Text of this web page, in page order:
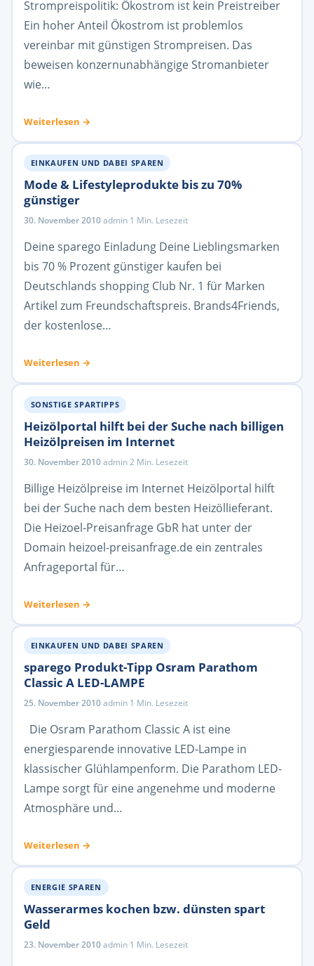
Strompreispolitik: Ökostrom ist kein Preistreiber
Ein hoher Anteil Ökostrom ist problemlos
vereinbar mit günstigen Strompreisen. Das
beweisen konzernunabhängige Stromanbieter
wie…
Weiterlesen →
EINKAUFEN UND DABEI SPAREN
Mode & Lifestyleprodukte bis zu 70%
günstiger
30. November 2010·admin·1 Min. Lesezeit
Deine sparego Einladung Deine Lieblingsmarken
bis 70 % Prozent günstiger kaufen bei
Deutschlands shopping Club Nr. 1 für Marken
Artikel zum Freundschaftspreis. Brands4Friends,
der kostenlose…
Weiterlesen →
SONSTIGE SPARTIPPS
Heizölportal hilft bei der Suche nach billigen
Heizölpreisen im Internet
30. November 2010·admin·2 Min. Lesezeit
Billige Heizölpreise im Internet Heizölportal hilft
bei der Suche nach dem besten Heizöllieferant.
Die Heizoel-Preisanfrage GbR hat unter der
Domain heizoel-preisanfrage.de ein zentrales
Anfrageportal für…
Weiterlesen →
EINKAUFEN UND DABEI SPAREN
sparego Produkt-Tipp Osram Parathom
Classic A LED-LAMPE
25. November 2010·admin·1 Min. Lesezeit
Die Osram Parathom Classic A ist eine
energiesparende innovative LED-Lampe in
klassischer Glühlampenform. Die Parathom LED-
Lampe sorgt für eine angenehme und moderne
Atmosphäre und…
Weiterlesen →
ENERGIE SPAREN
Wasserarmes kochen bzw. dünsten spart
Geld
23. November 2010·admin·1 Min. Lesezeit